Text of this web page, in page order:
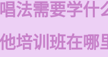
法需要学什
培训班在哪